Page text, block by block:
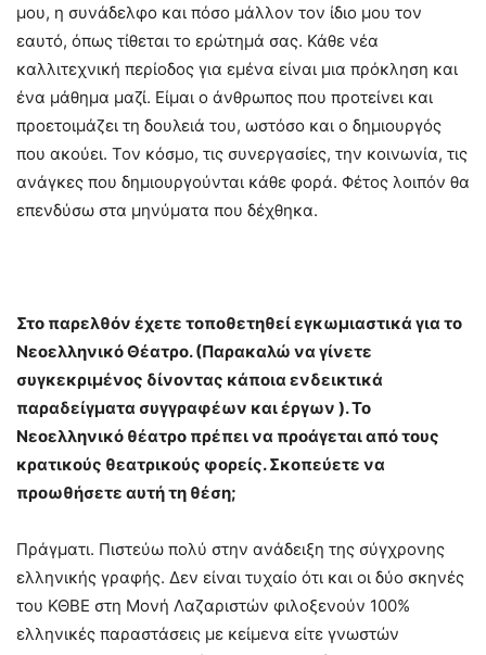
μου, η συνάδελφο και πόσο μάλλον τον ίδιο μου τον
εαυτό, όπως τίθεται το ερώτημά σας. Κάθε νέα
καλλιτεχνική περίοδος για εμένα είναι μια πρόκληση και
ένα μάθημα μαζί. Είμαι ο άνθρωπος που προτείνει και
προετοιμάζει τη δουλειά του, ωστόσο και ο δημιουργός
που ακούει. Τον κόσμο, τις συνεργασίες, την κοινωνία, τις
ανάγκες που δημιουργούνται κάθε φορά. Φέτος λοιπόν θα
επενδύσω στα μηνύματα που δέχθηκα.
Στο παρελθόν έχετε τοποθετηθεί εγκωμιαστικά για το
Νεοελληνικό Θέατρο. (Παρακαλώ να γίνετε
συγκεκριμένος δίνοντας κάποια ενδεικτικά
παραδείγματα συγγραφέων και έργων ). Το
Νεοελληνικό θέατρο πρέπει να προάγεται από τους
κρατικούς θεατρικούς φορείς. Σκοπεύετε να
προωθήσετε αυτή τη θέση;
Πράγματι. Πιστεύω πολύ στην ανάδειξη της σύγχρονης
ελληνικής γραφής. Δεν είναι τυχαίο ότι και οι δύο σκηνές
του ΚΘΒΕ στη Μονή Λαζαριστών φιλοξενούν 100%
ελληνικές παραστάσεις με κείμενα είτε γνωστών